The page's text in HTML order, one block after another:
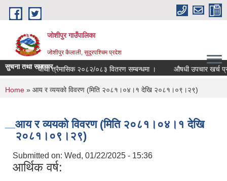
Skip to main content
जोशीपुर गाउँपालिका
जोशीपुर कैलाली, सुदूरपश्चिम प्रदेश
सुचना तथा समाचार
सुरक्षा भत्ता चौथो त्रैमासिक २०८२/०८३ वितरण सम्बन्धमा । औषधी उपचार खर्च
You are here
Home » आय र व्ययको विवरण (मिति २०८१।०४।१ देखि २०८१।०९।२९)
आय र व्ययको विवरण (मिति २०८१।०४।१ देखि
२०८१।०९।२९)
Submitted on: Wed, 01/22/2025 - 15:36
आर्थिक वर्ष: